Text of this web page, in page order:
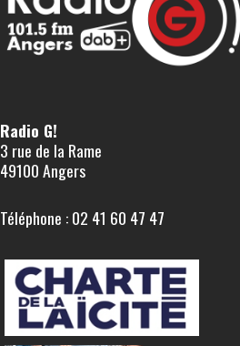
Radio G!
3 rue de la Rame
49100 Angers
Téléphone : 02 41 60 47 47